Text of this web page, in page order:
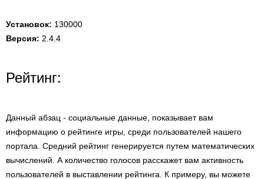
Установок: 130000
Версия: 2.4.4
Рейтинг:
Данный абзац - социальные данные, показывает вам
информацию о рейтинге игры, среди пользователей нашего
портала. Средний рейтинг генерируется путем математических
вычислений. А количество голосов расскажет вам активность
пользователей в выставлении рейтинга. К примеру, вы можете